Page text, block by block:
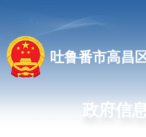
吐鲁番市高昌
政府信